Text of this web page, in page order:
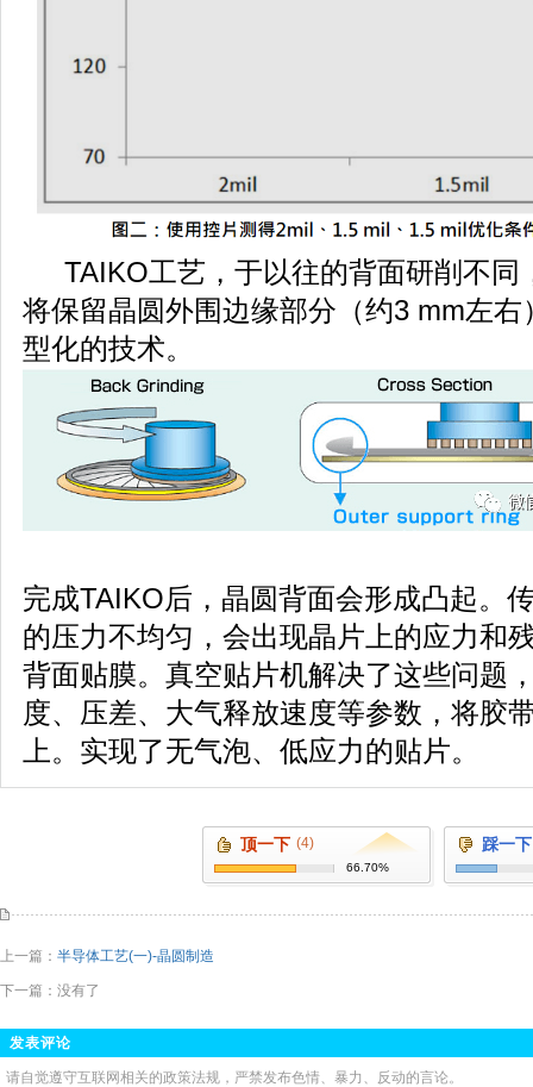
TAIKO工艺，于以往的背面研削不同
将保留晶圆外围边缘部分（约3 mm左
型化的技术。
完成TAIKO后，晶圆背面会形成凸起。
的压力不均匀，会出现晶片上的应力和
背面贴膜。真空贴片机解决了这些问题
度、压差、大气释放速度等参数，将胶
上。实现了无气泡、低应力的贴片。
顶一下 (4)
66.70%
踩一下
上一篇： 半导体工艺(一)-晶圆制造
下一篇：没有了
发表评论
请自觉遵守互联网相关的政策法规，严禁发布色情、暴力、反动的言论。